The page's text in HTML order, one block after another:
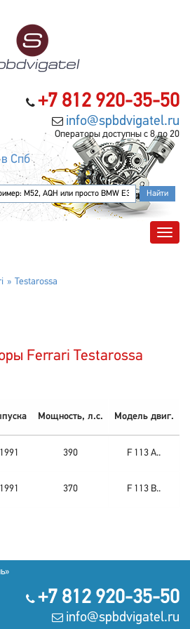
+7 812 920-35-50
info@spbdvigatel.ru
Операторы доступны с 8 до 20
Спб
Testarossa
Ferrari Testarossa
Мощность, л.с. Модель двиг.
390 F 113 A..
370 F 113 B..
+7 812 920-35-50
info@spbdvigatel.ru